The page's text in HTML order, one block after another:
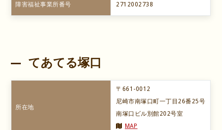
障害福祉事業所番号 2712002738
てあてる塚口
所在地
〒661-0012
尼崎市南塚口町一丁目26番25号
南塚口ビル別館202号室
MAP